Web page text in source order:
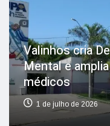
Valinhos cria
Mental e
médicos
1 de julho de 2026